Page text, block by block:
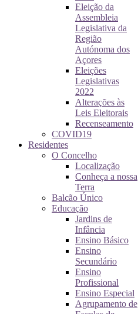
Eleição da
Assembleia
Legislativa da
Região
Autónoma dos
Açores
Eleições
Legislativas
2022
Alterações às
Leis Eleitorais
Recenseamento
COVID19
Residentes
O Concelho
Localização
Conheça a nossa
Terra
Balcão Único
Educação
Jardins de
Infância
Ensino Básico
Ensino
Secundário
Ensino
Profissional
Ensino Especial
Agrupamento de